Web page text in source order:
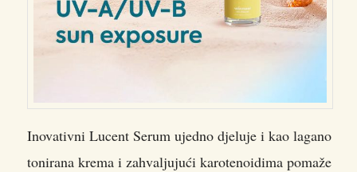
Inovativni Lucent Serum ujedno djeluje i kao lagano
tonirana krema i zahvaljujući karotenoidima pomaže